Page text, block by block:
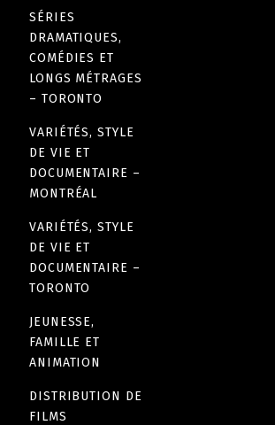
SÉRIES
DRAMATIQUES,
COMÉDIES ET
LONGS MÉTRAGES
– TORONTO
VARIÉTÉS, STYLE
DE VIE ET
DOCUMENTAIRE –
MONTRÉAL
VARIÉTÉS, STYLE
DE VIE ET
DOCUMENTAIRE –
TORONTO
JEUNESSE,
FAMILLE ET
ANIMATION
DISTRIBUTION DE
FILMS
DISPONIBLE(S)
sous-titres anglais